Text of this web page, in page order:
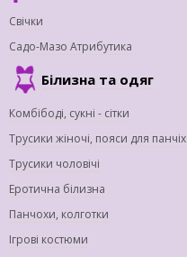
Свічки
Садо-Мазо Атрибутика
Білизна та одяг
Комбібоді, сукні - сітки
Трусики жіночі, пояси для панчіх
Трусики чоловічі
Еротична білизна
Панчохи, колготки
Ігрові костюми